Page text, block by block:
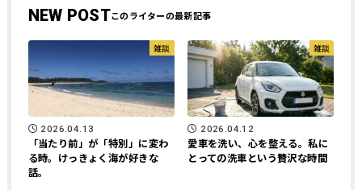
NEW POST
雑談
2026.04.13
「当たり前」が「特別」に変わ
る時。けっきょく海が好きな
話。
雑談
2026.04.12
愛車を洗い、心を整える。私に
とっての洗車という贅沢な時間